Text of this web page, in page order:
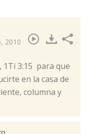
2010
3:15 para que
en la casa de
columna y